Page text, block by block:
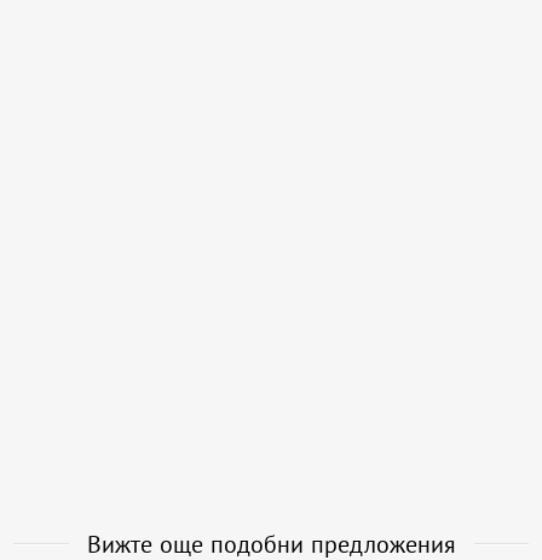
Вижте още подобни предложения